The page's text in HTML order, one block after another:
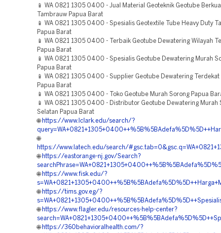
📱 WA 0821 1305 0400 - Jual Material Geoteknik Geotube
Tambrauw Papua Barat
📱 WA 0821 1305 0400 - Spesialis Geotextile Tube Heavy Duty
Papua Barat
📱 WA 0821 1305 0400 - Terbaik Geotube Dewatering Wilayah
Papua Barat
📱 WA 0821 1305 0400 - Spesialis Geotube Dewatering Murah
Papua Barat
📱 WA 0821 1305 0400 - Supplier Geotube Dewatering Terdekat
Papua Barat
📱 WA 0821 1305 0400 - Toko Geotube Murah Sorong Papua
📱 WA 0821 1305 0400 - Distributor Geotube Dewatering Murah
Selatan Papua Barat
🌐 https://www.lclark.edu/search/?
🌐
https://www.latech.edu/search/
🌐 https://eastorange-nj.gov/Search?
🌐 https://www.fisk.edu/?
🌐 https://tims.gov.eg/?
🌐 https://www.flagler.edu/resources-help-center?
🌐 https://360behavioralhealth.com/?